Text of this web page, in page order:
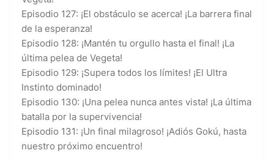
Episodio 127: ¡El obstáculo se acerca! ¡La barrera final
de la esperanza!
Episodio 128: ¡Mantén tu orgullo hasta el final! ¡La
última pelea de Vegeta!
Episodio 129: ¡Supera todos los límites! ¡El Ultra
Instinto dominado!
Episodio 130: ¡Una pelea nunca antes vista! ¡La última
batalla por la supervivencia!
Episodio 131: ¡Un final milagroso! ¡Adiós Gokú, hasta
nuestro próximo encuentro!